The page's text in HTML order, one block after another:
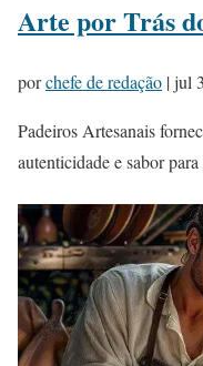
Arte por Trás
porchefe de redação |jul
Padeiros Artesanais
autenticidade e sabor para